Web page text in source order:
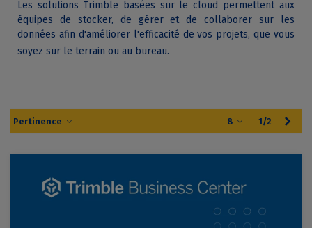
Les solutions Trimble basées sur le cloud permettent aux
équipes de stocker, de gérer et de collaborer sur les
données afin d'améliorer l'efficacité de vos projets, que vous
soyez sur le terrain ou au bureau.
Pertinence 8 1/2